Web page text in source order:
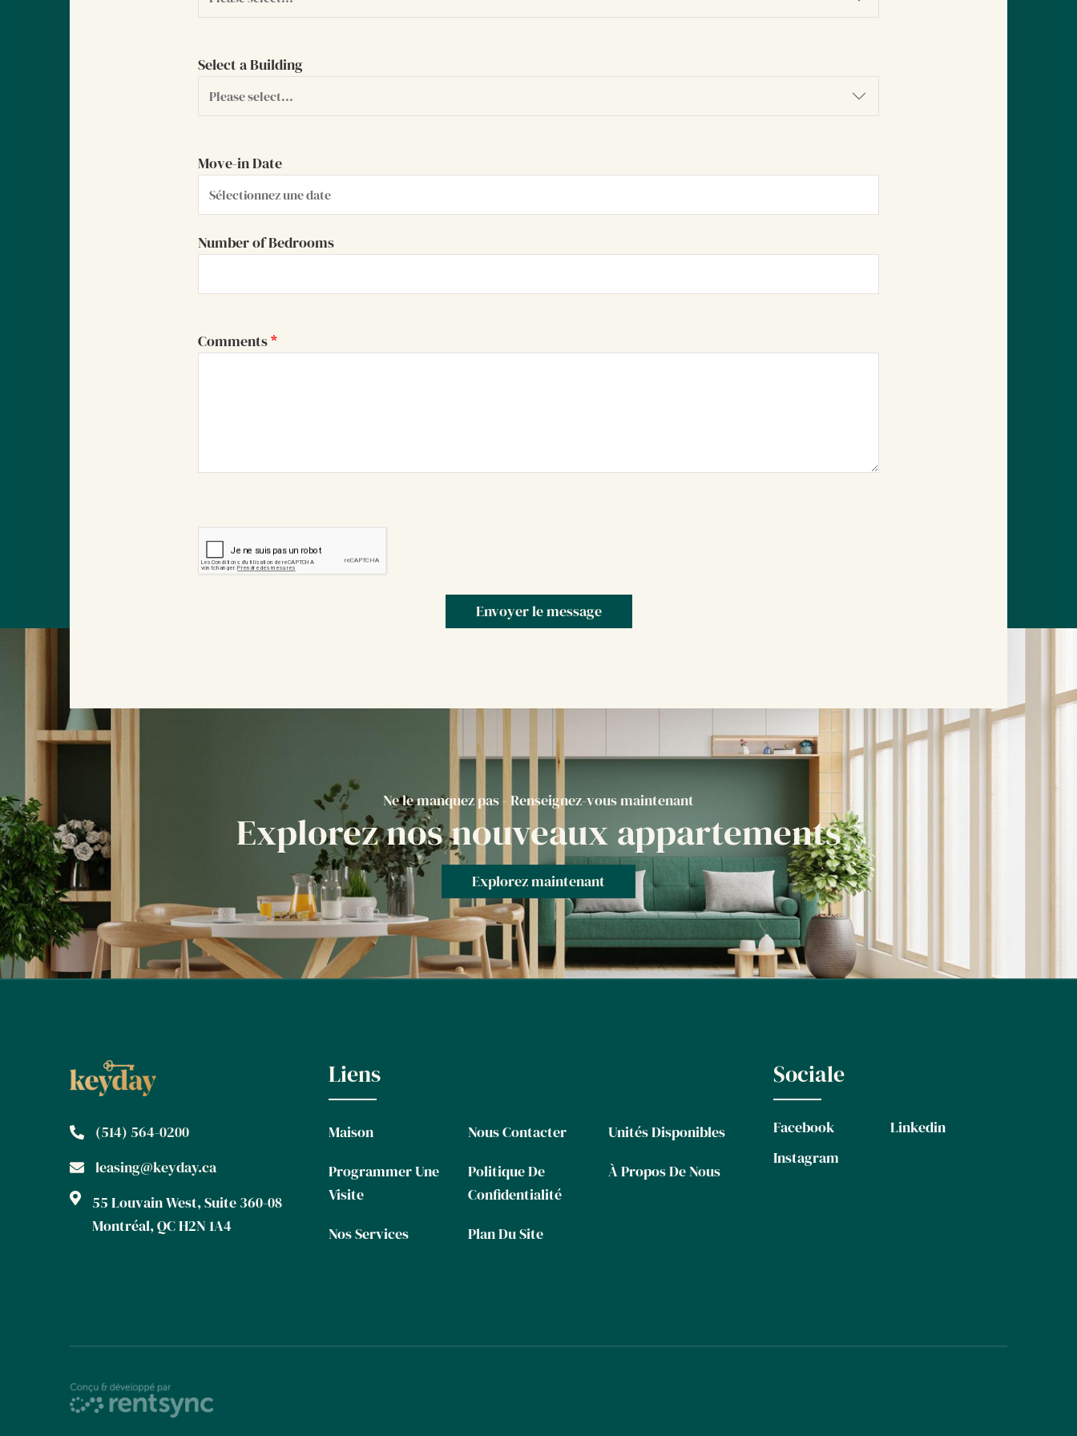
Select a Building
Move-in Date
Number of Bedrooms
Comments*
Envoyer le message
Ne le manquez pas - Renseignez-vous maintenant
Explorez nos nouveaux appartements
Explorez maintenant
(514) 564-0200
leasing@keyday.ca
55 Louvain West, Suite 360-08
Montréal, QC H2N 1A4
Liens
Maison Nous Contacter
Unités Disponibles
Programmer Une
Visite
Politique De
Confidentialité
À Propos De Nous
Nos Services Plan Du Site
Sociale
Facebook
Linkedin
Instagram